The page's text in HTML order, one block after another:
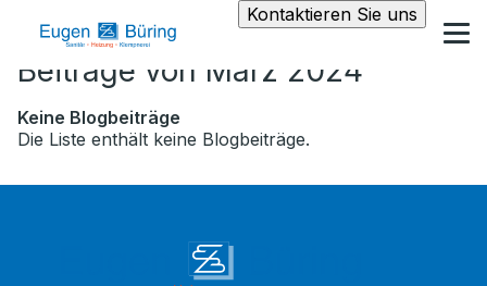
Kontaktieren Sie uns
Beiträge von März 2024
Keine Blogbeiträge
Die Liste enthält keine Blogbeiträge.